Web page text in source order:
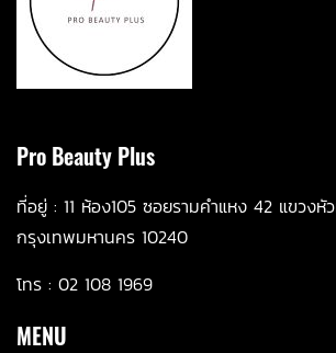
Pro Beauty Plus
ที่อยู่ : 11 ห้อง105 ซอยรามคำแหง 42 แขวงหั
กรุงเทพมหานคร 10240
โทร : 02 108 1969
MENU